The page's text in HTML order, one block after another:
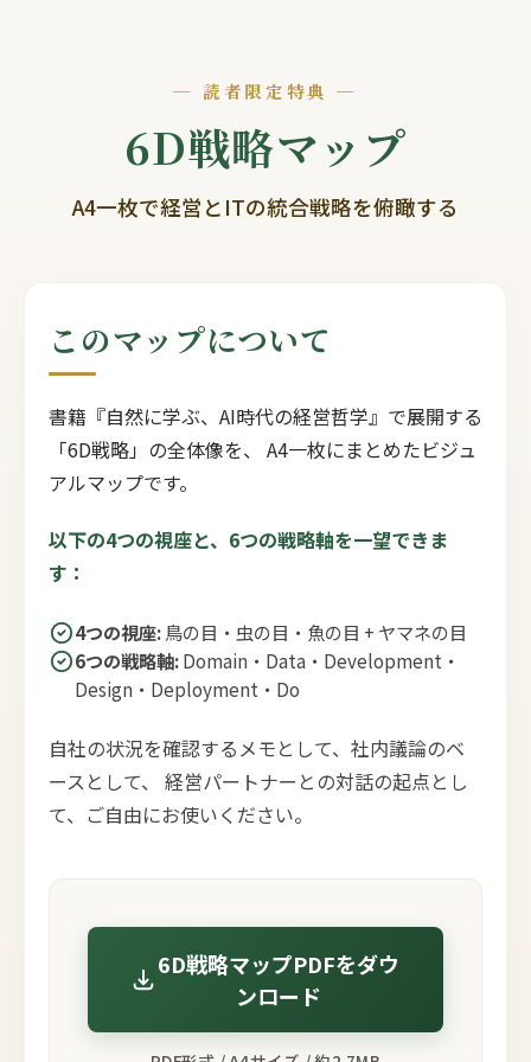
─ 読者限定特典 ─
6D戦略マップ
A4一枚で経営とITの統合戦略を俯瞰する
このマップについて
書籍『自然に学ぶ、AI時代の経営哲学』で展開する
「6D戦略」の全体像を、 A4一枚にまとめたビジュ
アルマップです。
以下の4つの視座と、6つの戦略軸を一望できま
す：
4つの視座:鳥の目・虫の目・魚の目 + ヤマネの目
6つの戦略軸:Domain・Data・Development・
Design・Deployment・Do
自社の状況を確認するメモとして、社内議論のベ
ースとして、 経営パートナーとの対話の起点とし
て、ご自由にお使いください。
6D戦略マップPDFをダウ
ンロード